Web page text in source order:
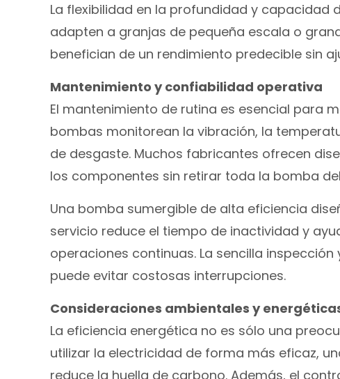
La flexibilidad en la profundidad y
adapten a granjas de pequeña escala o
benefician de un rendimiento predecible sin
Mantenimiento y confiabilidad operativa
El mantenimiento de rutina es esencial para
bombas monitorean la vibración, la
de desgaste. Muchos fabricantes ofrecen
los componentes sin retirar toda la bomba
Una bomba sumergible de alta eficiencia
servicio reduce el tiempo de inactividad y
operaciones continuas. La sencilla
puede evitar costosas interrupciones.
Consideraciones ambientales y
La eficiencia energética no es sólo una
utilizar la electricidad de forma más eficaz,
reduce la huella de carbono. Además, el